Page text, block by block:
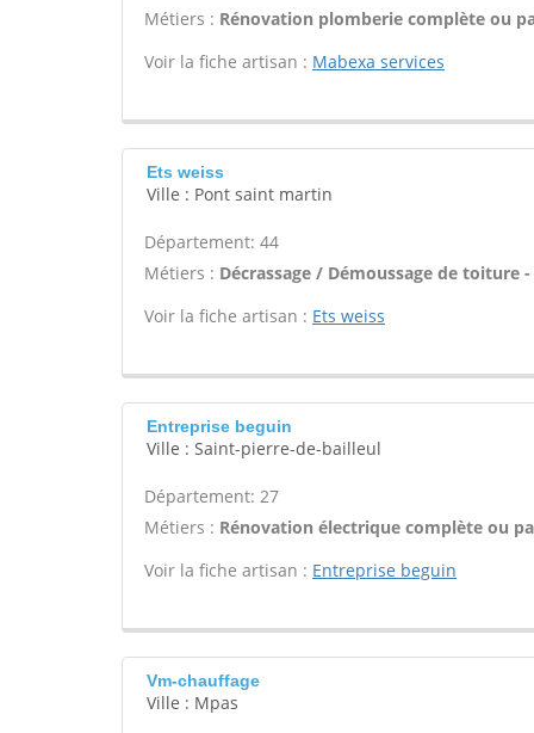
Métiers : Rénovation plomberie complète ou
Voir la fiche artisan : Mabexa services
Ets weiss
Ville : Pont saint martin
Département: 44
Métiers : Décrassage / Démoussage de toiture -
Voir la fiche artisan : Ets weiss
Entreprise beguin
Ville : Saint-pierre-de-bailleul
Département: 27
Métiers : Rénovation électrique complète ou
Voir la fiche artisan : Entreprise beguin
Vm-chauffage
Ville : Mpas